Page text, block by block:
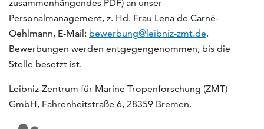
zusammenhängendes PDF) an unser
Personalmanagement, z. Hd. Frau Lena de Carné-
Oehlmann, E-Mail: bewerbung@leibniz-zmt.de.
Bewerbungen werden entgegengenommen, bis die
Stelle besetzt ist.
Leibniz-Zentrum für Marine Tropenforschung (ZMT)
GmbH, Fahrenheitstraße 6, 28359 Bremen.